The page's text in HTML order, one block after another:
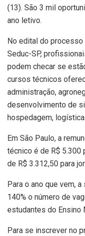
(13). São 3 mil
ano letivo.
No edital do
Seduc-SP,
podem checar se
cursos técnicos
administração,
desenvolvimento de
hospedagem,
Em São Paulo, a
técnico é de R$ 5.300
de R$ 3.312,50 para
Para o ano que vem,
140% o número de
estudantes do Ensino
Para se inscrever no